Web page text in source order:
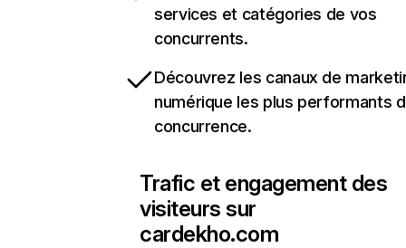
services et catégories de vos
concurrents.
Découvrez les canaux de
numérique les plus performants
concurrence.
Trafic et engagement des
visiteurs sur
cardekho.com